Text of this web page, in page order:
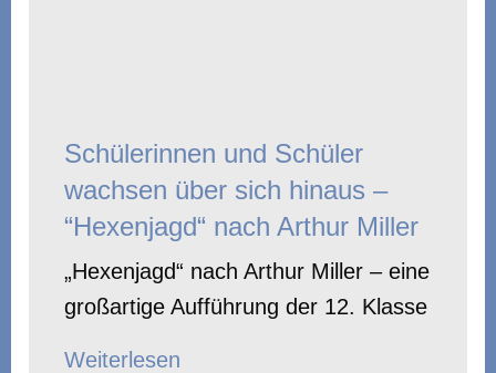
Schülerinnen und Schüler
wachsen über sich hinaus –
“Hexenjagd“ nach Arthur Miller
„Hexenjagd“ nach Arthur Miller – eine
großartige Aufführung der 12. Klasse
Weiterlesen